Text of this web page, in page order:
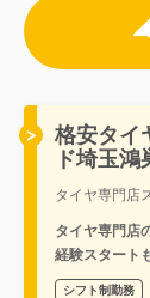
格安タイ
ド埼玉鴻
タイヤ専門店
タイヤ専門店
経験スタート
シフト制勤務